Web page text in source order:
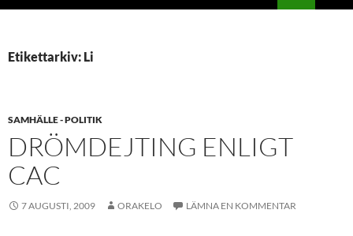
Etikettarkiv: Li
SAMHÄLLE - POLITIK
DRÖMDEJTING ENLIGT
CAC
7 AUGUSTI, 2009 ORAKELO LÄMNA EN KOMMENTAR